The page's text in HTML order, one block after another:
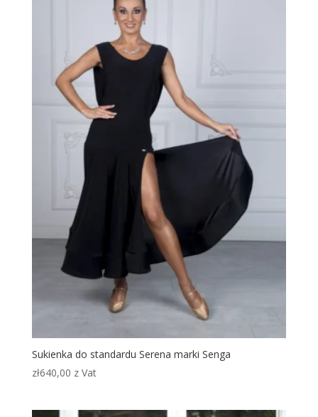
Sukienka do standardu Serena marki Senga
zł640,00 z Vat